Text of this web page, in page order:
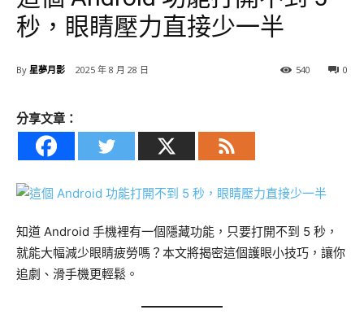
秒，眼睛壓力直接少一半
By 星夢月影 2025 年 8 月 28 日 0
540
分享文章：
知道 Android 手機裡有一個隱藏功能，只要打開不到 5 秒，
就能大幅減少眼睛疲勞嗎？本文將揭密這個護眼小技巧，讓你
追劇、滑手機更輕鬆。